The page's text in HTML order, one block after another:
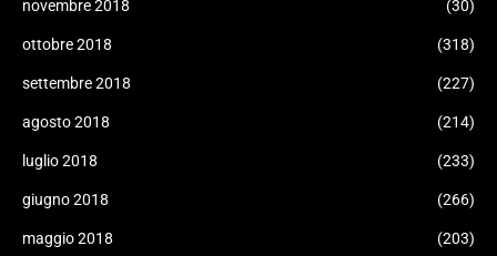
novembre 2018 (30)
ottobre 2018 (318)
settembre 2018 (227)
agosto 2018 (214)
luglio 2018 (233)
giugno 2018 (266)
maggio 2018 (203)